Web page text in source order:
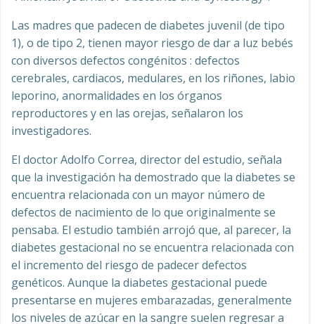
Las madres que padecen de diabetes juvenil (de tipo
1), o de tipo 2, tienen mayor riesgo de dar a luz bebés
con diversos defectos congénitos : defectos
cerebrales, cardiacos, medulares, en los riñones, labio
leporino, anormalidades en los órganos
reproductores y en las orejas, señalaron los
investigadores.
El doctor Adolfo Correa, director del estudio, señala
que la investigación ha demostrado que la diabetes se
encuentra relacionada con un mayor número de
defectos de nacimiento de lo que originalmente se
pensaba. El estudio también arrojó que, al parecer, la
diabetes gestacional no se encuentra relacionada con
el incremento del riesgo de padecer defectos
genéticos. Aunque la diabetes gestacional puede
presentarse en mujeres embarazadas, generalmente
los niveles de azúcar en la sangre suelen regresar a